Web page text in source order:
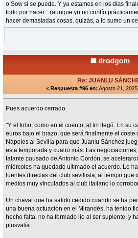
o Sow si se puede. Y ya estamos en los días
todo por hacer... (aunque yo no confío
hacer demasiadas cosas, quizás, a lo sumo un
drodgom
Re: JUANLU
« Respuesta #96 en: Agosto 21,
Pues acuerdo cerrado.
"Y el lobo, como en el cuento, al fin llegó. En su
euros bajo el brazo, que será finalmente el coste
Nápoles al Sevilla para que Juanlu Sánchez
esta temporada y cuatro más. Las
talante pausado de Antonio Cordón, se
miércoles ha quedado ultimado el acuerdo. Lo
fuentes directas del club sevillista, al tiempo que
medios muy vinculados al club italiano lo
Un chaval que ha salido cedido cuando se ha
una buena actuación en el Mirandés, ha tenido
hecho falta, no ha formado lío al ser suplente, y
plusvalía.